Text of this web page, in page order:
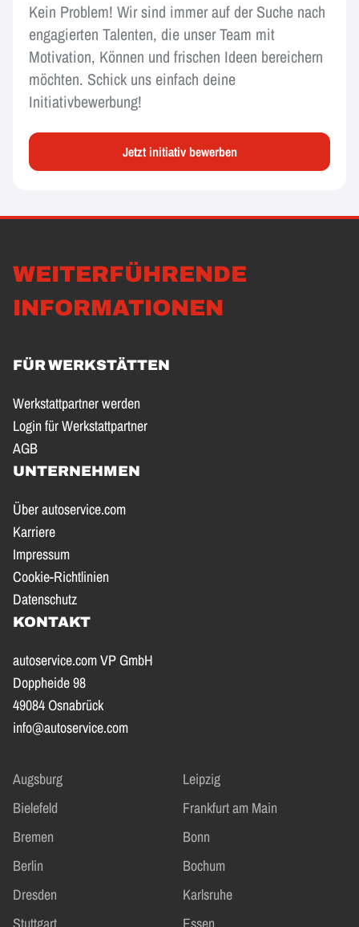
Kein Problem! Wir sind immer auf der Suche nach
engagierten Talenten, die unser Team mit
Motivation, Können und frischen Ideen bereichern
möchten. Schick uns einfach deine
Initiativbewerbung!
Jetzt initiativ bewerben
WEITERFÜHRENDE
INFORMATIONEN
FÜR WERKSTÄTTEN
Werkstattpartner werden
Login für Werkstattpartner
AGB
UNTERNEHMEN
Über autoservice.com
Karriere
Impressum
Cookie-Richtlinien
Datenschutz
KONTAKT
autoservice.com VP GmbH
Doppheide 98
49084 Osnabrück
info@autoservice.com
Augsburg
Leipzig
Bielefeld
Frankfurt am Main
Bremen
Bonn
Berlin
Bochum
Dresden
Karlsruhe